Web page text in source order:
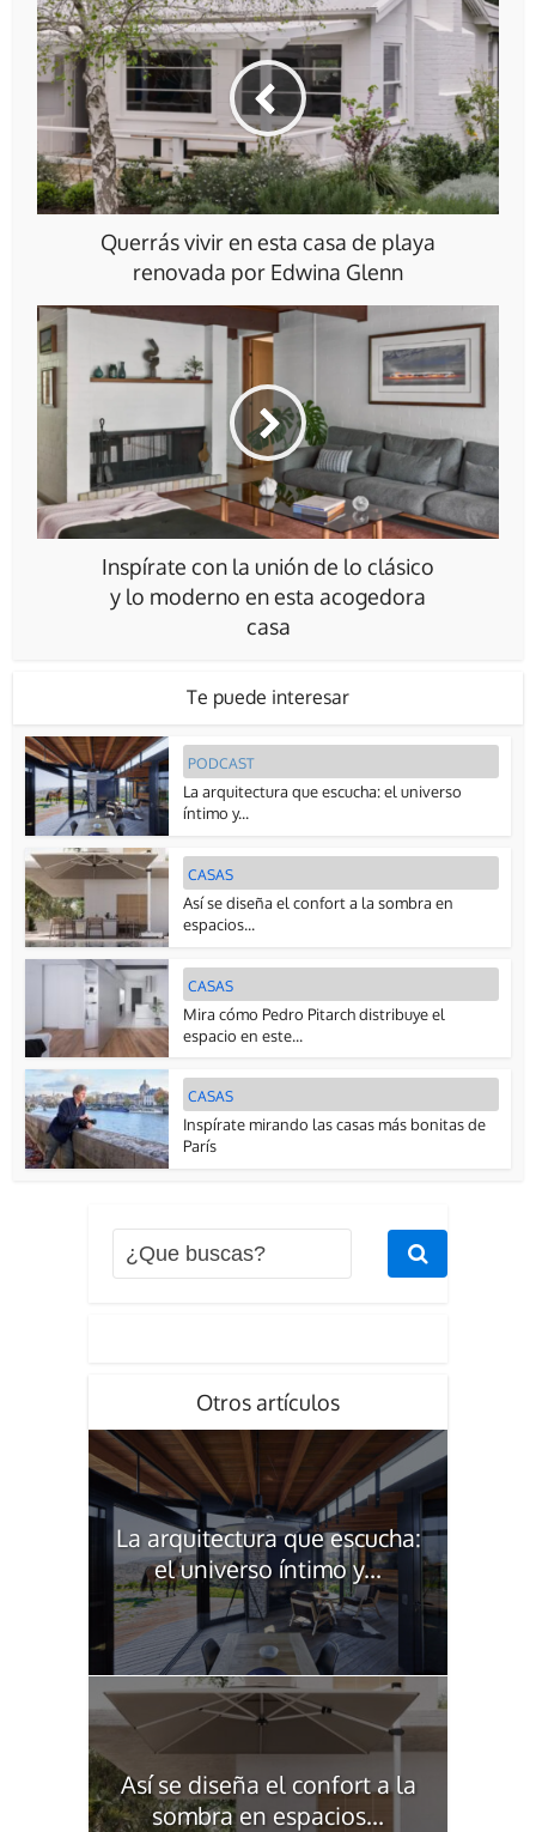
Querrás vivir en esta casa de playa
renovada por Edwina Glenn
Inspírate con la unión de lo clásico
y lo moderno en esta acogedora
casa
Te puede interesar
PODCAST
La arquitectura que escucha: el universo
íntimo y...
CASAS
Así se diseña el confort a la sombra en
espacios...
CASAS
Mira cómo Pedro Pitarch distribuye el
espacio en este...
CASAS
Inspírate mirando las casas más bonitas de
París
Otros artículos
La arquitectura que escucha:
el universo íntimo y...
Así se diseña el confort a la
sombra en espacios...